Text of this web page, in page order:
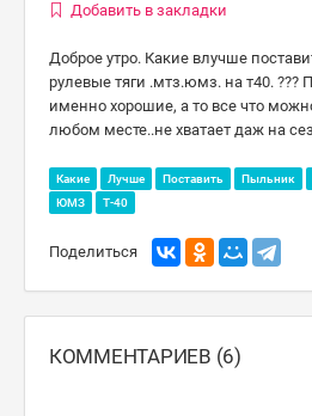
Добавить в закладки
Доброе утро. Какие влучше
рулевые тяги .мтз.юмз. на т40. ???
именно хорошие, а то все что
любом месте..не хватает даж на
Какие Лучше Поставить Пыльник
ЮМЗ
Т-40
Поделиться
КОММЕНТАРИЕВ (6)